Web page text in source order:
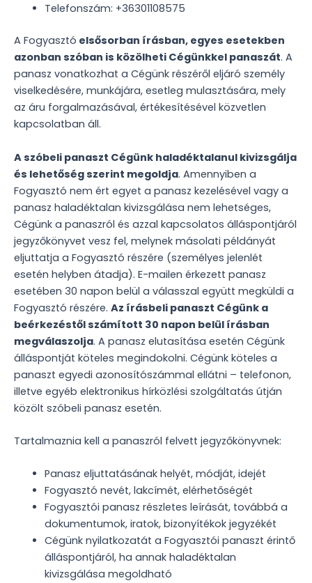
Telefonszám: +36301108575
A Fogyasztó elsősorban írásban, egyes esetekben
azonban szóban is közölheti Cégünkkel panaszát. A
panasz vonatkozhat a Cégünk részéről eljáró személy
viselkedésére, munkájára, esetleg mulasztására, mely
az áru forgalmazásával, értékesítésével közvetlen
kapcsolatban áll.
A szóbeli panaszt Cégünk haladéktalanul kivizsgálja
és lehetőség szerint megoldja. Amennyiben a
Fogyasztó nem ért egyet a panasz kezelésével vagy a
panasz haladéktalan kivizsgálása nem lehetséges,
Cégünk a panaszról és azzal kapcsolatos álláspontjáról
jegyzőkönyvet vesz fel, melynek másolati példányát
eljuttatja a Fogyasztó részére (személyes jelenlét
esetén helyben átadja). E-mailen érkezett panasz
esetében 30 napon belül a válasszal együtt megküldi a
Fogyasztó részére. Az írásbeli panaszt Cégünk a
beérkezéstől számított 30 napon belül írásban
megválaszolja. A panasz elutasítása esetén Cégünk
álláspontját köteles megindokolni. Cégünk köteles a
panaszt egyedi azonosítószámmal ellátni – telefonon,
illetve egyéb elektronikus hírközlési szolgáltatás útján
közölt szóbeli panasz esetén.
Tartalmaznia kell a panaszról felvett jegyzőkönyvnek:
Panasz eljuttatásának helyét, módját, idejét
Fogyasztó nevét, lakcímét, elérhetőségét
Fogyasztói panasz részletes leírását, továbbá a
dokumentumok, iratok, bizonyítékok jegyzékét
Cégünk nyilatkozatát a Fogyasztói panaszt érintő
álláspontjáról, ha annak haladéktalan
kivizsgálása megoldható